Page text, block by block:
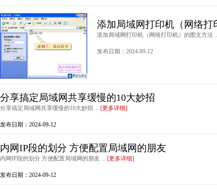
添加局域网打印机（网络打
添加局域网打印机（网络打印机）的图文方法
发布日期：2024-09-12
分享搞定局域网共享缓慢的10大妙招
分享搞定局域网共享缓慢的10大妙招 ... [更多详细]
发布日期：2024-09-12
内网IP段的划分 方便配置局域网的朋友
内网IP段的划分 方便配置局域网的朋友 ... [更多详细]
发布日期：2024-09-12